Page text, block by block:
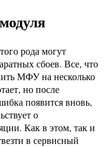
рода могут
сбоев. Все, что
МФУ на несколько
но после
появится вновь,
о
Как в этом, так и
в сервисный